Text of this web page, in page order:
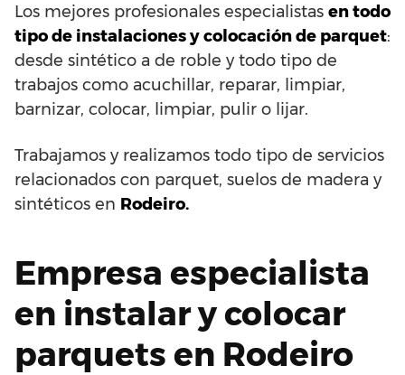
Los mejores profesionales especialistas en todo
tipo de instalaciones y colocación de parquet:
desde sintético a de roble y todo tipo de
trabajos como acuchillar, reparar, limpiar,
barnizar, colocar, limpiar, pulir o lijar.
Trabajamos y realizamos todo tipo de servicios
relacionados con parquet, suelos de madera y
sintéticos en Rodeiro.
Empresa especialista
en instalar y colocar
parquets en Rodeiro